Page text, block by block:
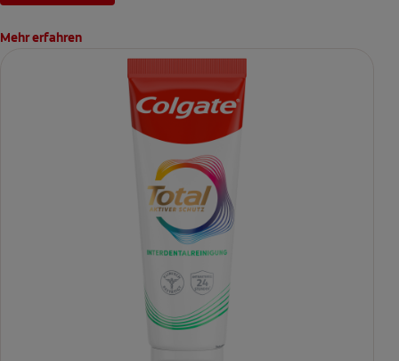
Mehr erfahren